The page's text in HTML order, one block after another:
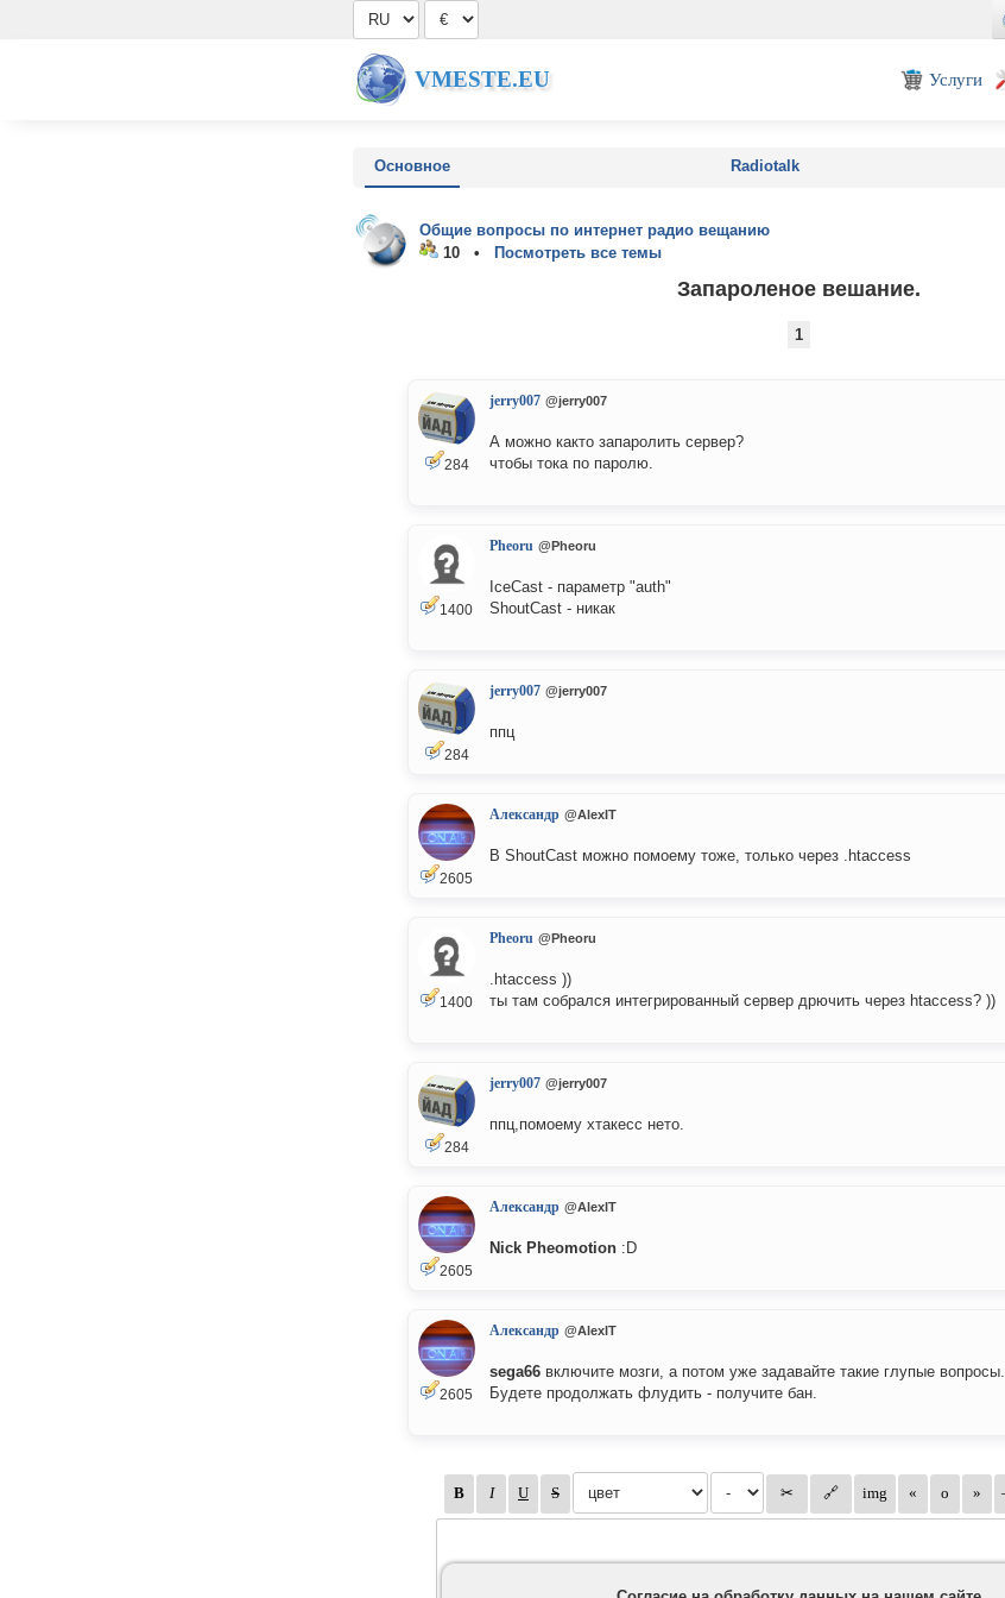
VMESTE.EU Услуги
Основное Radiotalk
Общие вопросы по интернет радио вещанию
10 •
Посмотреть все темы
Запароленое вешание.
1
284
jerry007 @jerry007
А можно както запаролить сервер?
чтобы тока по паролю.
1400
Pheoru @Pheoru
IceCast - параметр "auth"
ShoutCast - никак
284
jerry007 @jerry007
ппц
2605
Александр @AlexIT
В ShoutCast можно помоему тоже, только через .htaccess
1400
Pheoru @Pheoru
.htaccess ))
ты там собрался интегрированный сервер дрючить через htaccess? ))
284
jerry007 @jerry007
ппц,помоему хтакесс нето.
2605
Александр @AlexIT
Nick Pheomotion :D
2605
Александр @AlexIT
sega66 включите мозги, а потом уже задавайте такие глупые вопросы.
Будете продолжать флудить - получите бан.